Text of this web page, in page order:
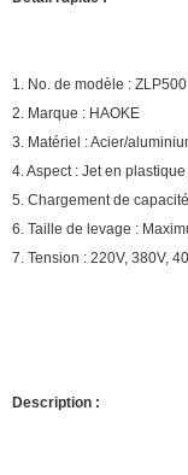
1. No. de modèle : ZLP500
2. Marque : HAOKE
3. Matériel : Acier/
4. Aspect : Jet en
5. Chargement de
6. Taille de levage :
7. Tension : 220V, 380V,
Description :